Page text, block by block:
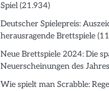
Spiel (21.934)
Deutscher Spielepreis:
herausragende Brettspiele
Neue Brettspiele 2024: Die
Neuerscheinungen des Jahres
Wie spielt man Scrabble: